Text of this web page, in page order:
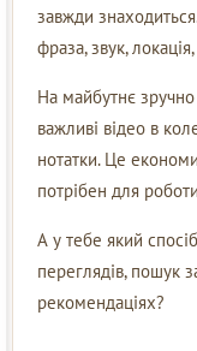
завжди
фраза, звук,
На майбутнє зручно
важливі відео в
нотатки. Це
потрібен для
А у тебе який
переглядів, пошук
рекомендаціях?